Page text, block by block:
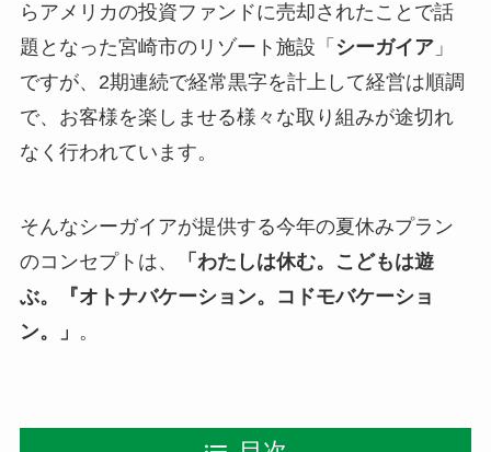
らアメリカの投資ファンドに売却されたことで話
題となった宮崎市のリゾート施設「 シーガイア」
ですが、2期連続で経常黒字を計上して経営は順調
で、お客様を楽しませる様々な取り組みが途切れ
なく行われています。
そんなシーガイアが提供する今年の夏休みプラン
のコンセプトは、
「わたしは休む。こどもは遊
ぶ。『オトナバケーション。コドモバケーショ
ン。」 。